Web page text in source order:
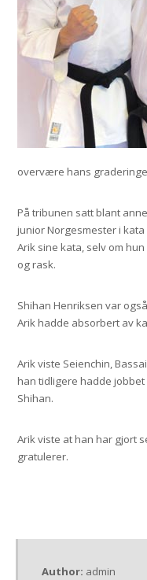
overvære hans
På tribunen satt blant
junior Norgesmester i
Arik sine kata, selv om
og rask.
Shihan Henriksen var
Arik hadde absorbert av
Arik viste Seienchin,
han tidligere hadde
Shihan.
Arik viste at han har gjort
gratulerer.
Author: admin